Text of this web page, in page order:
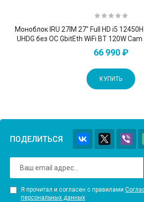
Моноблок IRU 27IM 27" Full HD i5
UHDG без ОС GbitEth WiFi BT 120W
66 990 ₽
КУПИТЬ
ПОДЕЛИТЬСЯ
Я прочитал и согласен с правилами
персональных данных